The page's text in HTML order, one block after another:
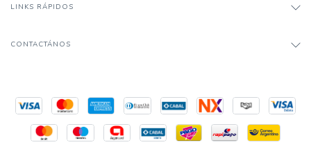
LINKS RÁPIDOS
CONTACTÁNOS